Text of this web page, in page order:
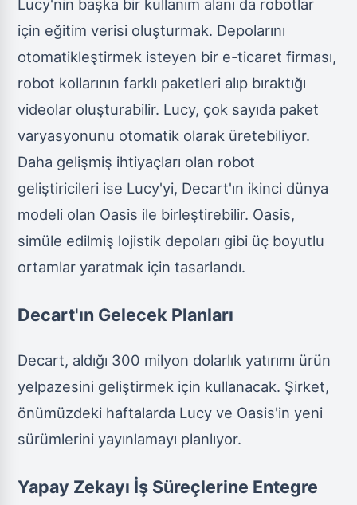
Lucy'nin başka bir kullanım alanı da robotlar
için eğitim verisi oluşturmak. Depolarını
otomatikleştirmek isteyen bir e-ticaret firması,
robot kollarının farklı paketleri alıp bıraktığı
videolar oluşturabilir. Lucy, çok sayıda paket
varyasyonunu otomatik olarak üretebiliyor.
Daha gelişmiş ihtiyaçları olan robot
geliştiricileri ise Lucy'yi, Decart'ın ikinci dünya
modeli olan Oasis ile birleştirebilir. Oasis,
simüle edilmiş lojistik depoları gibi üç boyutlu
ortamlar yaratmak için tasarlandı.
Decart'ın Gelecek Planları
Decart, aldığı 300 milyon dolarlık yatırımı ürün
yelpazesini geliştirmek için kullanacak. Şirket,
önümüzdeki haftalarda Lucy ve Oasis'in yeni
sürümlerini yayınlamayı planlıyor.
Yapay Zekayı İş Süreçlerine Entegre